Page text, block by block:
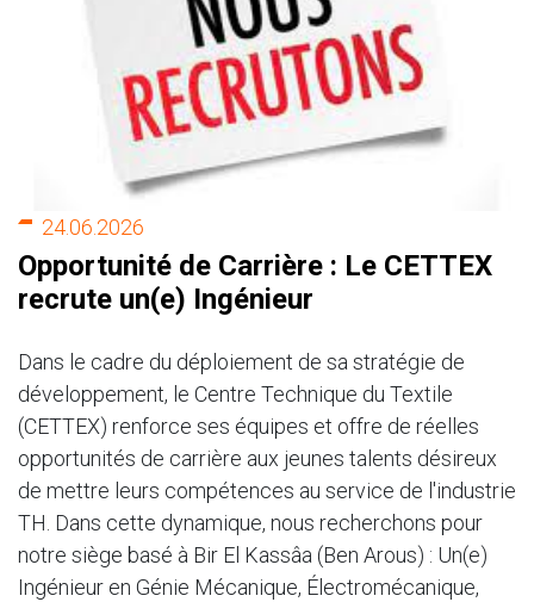
24.06.2026
Opportunité de Carrière : Le CETTEX
recrute un(e) Ingénieur
Dans le cadre du déploiement de sa stratégie de
développement, le Centre Technique du Textile
(CETTEX) renforce ses équipes et offre de réelles
opportunités de carrière aux jeunes talents désireux
de mettre leurs compétences au service de l'industrie
TH. Dans cette dynamique, nous recherchons pour
notre siège basé à Bir El Kassâa (Ben Arous) : Un(e)
Ingénieur en Génie Mécanique, Électromécanique,